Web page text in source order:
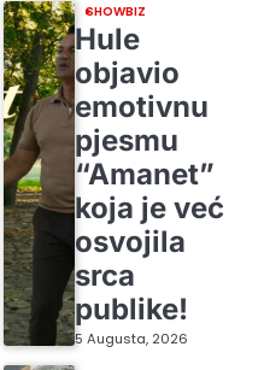
SHOWBIZ
Hule
objavio
emotivnu
pjesmu
“Amanet”
koja je već
osvojila
srca
publike!
5 Augusta, 2026